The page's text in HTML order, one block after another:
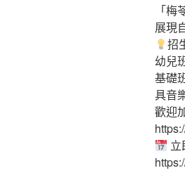
「
展現
招
幼兒
基礎
具音
歡迎
立